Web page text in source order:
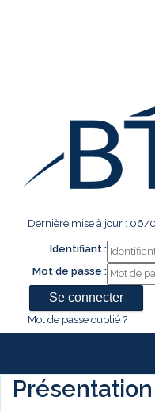
Dernière mise à jour :
Identifiant :
Mot de passe :
Mot de passe oublié ?
Présentation